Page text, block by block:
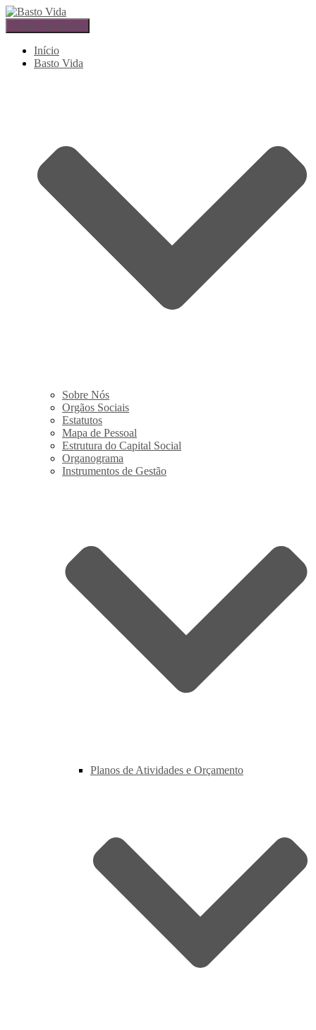
Toggle Navigation
Início
Basto Vida
Sobre Nós
Orgãos Sociais
Estatutos
Mapa de Pessoal
Estrutura do Capital Social
Organograma
Instrumentos de Gestão
Planos de Atividades e Orçamento